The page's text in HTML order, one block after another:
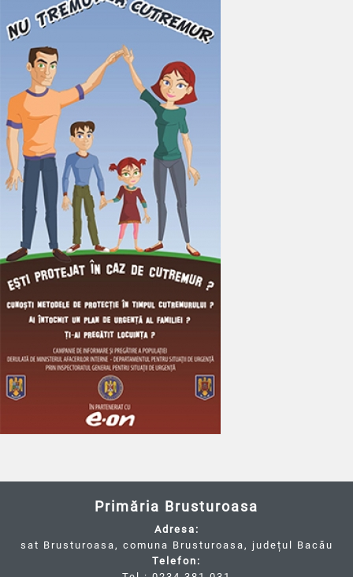
Primăria Brusturoasa
Adresa:
sat Brusturoasa, comuna Brusturoasa, județul Bacău
Telefon: